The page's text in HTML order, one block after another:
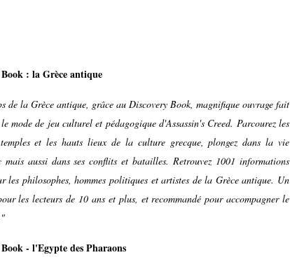
Book : la Grèce antique
de la Grèce antique, grâce au Discovery Book, magnifique ouvrage fait
mode de jeu culturel et pédagogique d'Assassin's Creed. Parcourez les
et les hauts lieux de la culture grecque, plongez dans la vie
aussi dans ses conflits et batailles. Retrouvez 1001 informations
les philosophes, hommes politiques et artistes de la Grèce antique. Un
les lecteurs de 10 ans et plus, et recommandé pour accompagner le
- l'Egypte des Pharaons